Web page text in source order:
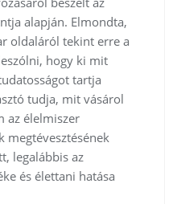
alapján. Elmondta,
oldaláról tekint erre a
hogy ki mit
tartja
tudja, mit vásárol
az élelmiszer
megtévesztésének
legalábbis az
és élettani hatása